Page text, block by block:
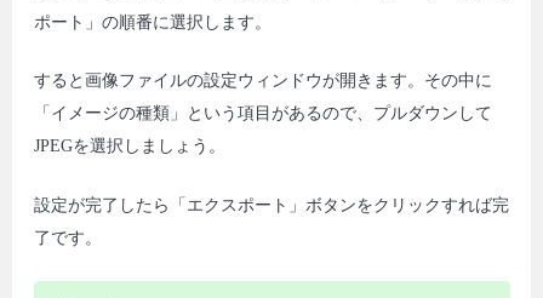
ポート」の順番に選択します。
すると画像ファイルの設定ウィンドウが開きます。その中に
「イメージの種類」という項目があるので、プルダウンして
JPEGを選択しましょう。
設定が完了したら「エクスポート」ボタンをクリックすれば完
了です。